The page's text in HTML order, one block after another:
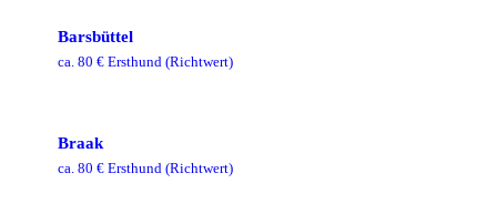
Barsbüttel
ca. 80 € Ersthund (Richtwert)
Braak
ca. 80 € Ersthund (Richtwert)